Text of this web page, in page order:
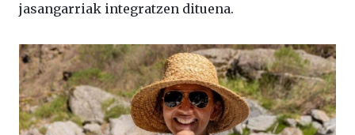
jasangarriak integratzen dituena.